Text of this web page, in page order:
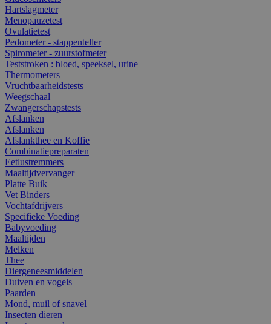
Hartslagmeter
Menopauzetest
Ovulatietest
Pedometer - stappenteller
Spirometer - zuurstofmeter
Teststroken : bloed, speeksel, urine
Thermometers
Vruchtbaarheidstests
Weegschaal
Zwangerschapstests
Afslanken
Afslanken
Afslankthee en Koffie
Combinatiepreparaten
Eetlustremmers
Maaltijdvervanger
Platte Buik
Vet Binders
Vochtafdrijvers
Specifieke Voeding
Babyvoeding
Maaltijden
Melken
Thee
Diergeneesmiddelen
Duiven en vogels
Paarden
Mond, muil of snavel
Insecten dieren